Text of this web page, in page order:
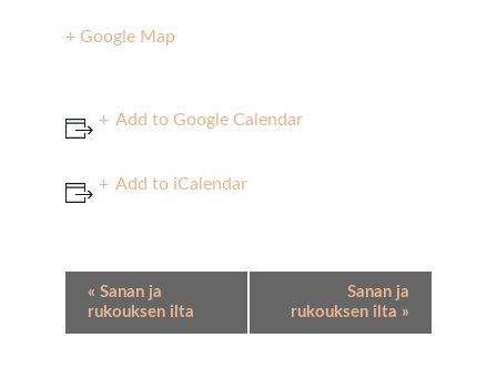
+ Google Map
Add to Google Calendar
Add to iCalendar
Event
Navigation
« Sanan ja
rukouksen ilta
Sanan ja
rukouksen ilta »